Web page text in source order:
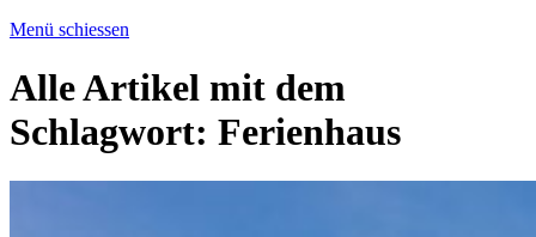
Menü schiessen
Alle Artikel mit dem
Schlagwort: Ferienhaus